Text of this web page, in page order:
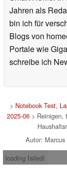
Jahren als
bin ich für
Blogs von
Portale wie
schreibe ich
> Notebook Test,
2025-06> Reinigen,
Autor:
loading failed!